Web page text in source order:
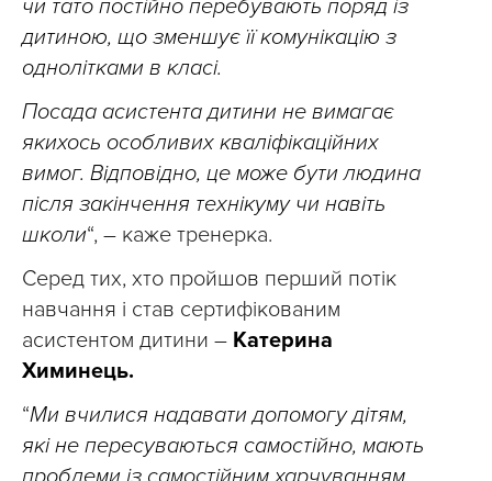
чи тато постійно перебувають поряд із
дитиною, що зменшує її комунікацію з
однолітками в класі.
Посада асистента дитини не вимагає
якихось особливих кваліфікаційних
вимог. Відповідно, це може бути людина
після закінчення технікуму чи навіть
школи“, – каже тренерка.
Серед тих, хто пройшов перший потік
навчання і став сертифікованим
асистентом дитини – Катерина
Химинець.
“Ми вчилися надавати допомогу дітям,
які не пересуваються самостійно, мають